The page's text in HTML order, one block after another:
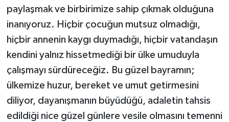
paylaşmak ve birbirimize sahip çıkmak olduğuna
inanıyoruz. Hiçbir çocuğun mutsuz olmadığı,
hiçbir annenin kaygı duymadığı, hiçbir vatandaşın
kendini yalnız hissetmediği bir ülke umuduyla
çalışmayı sürdüreceğiz. Bu güzel bayramın;
ülkemize huzur, bereket ve umut getirmesini
diliyor, dayanışmanın büyüdüğü, adaletin tahsis
edildiği nice güzel günlere vesile olmasını temenni